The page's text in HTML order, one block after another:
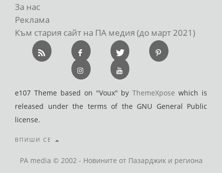
За нас
Реклама
Към стария сайт на ПА медия (до март 2021)
e107 Theme based on "Voux" byThemeXpose which is
released under the terms of the GNU General Public
license.
ВПИШИ СЕ
PA media © 2002 - Новините от Пазарджик и региона